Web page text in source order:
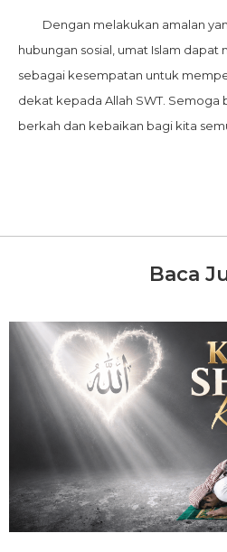
Dengan melakukan amalan
hubungan sosial, umat Islam dapat
sebagai kesempatan untuk
dekat kepada Allah SWT. Semoga
berkah dan kebaikan bagi kita
Baca